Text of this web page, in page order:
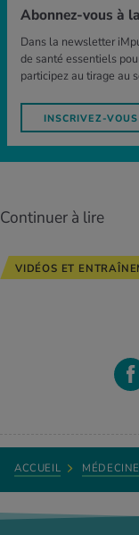
Abonnez-vous à
Dans la newsletter
de santé essentiels
participez au tirage au
INSCRIVEZ-
Continuer à lire
VIDÉOS ET
ACCUEIL MÉDECINE